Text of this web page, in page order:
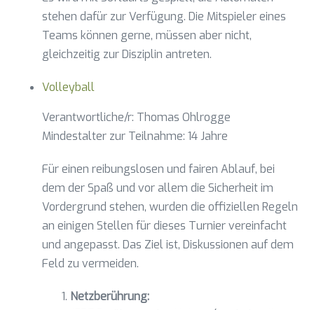
stehen dafür zur Verfügung. Die Mitspieler eines
Teams können gerne, müssen aber nicht,
gleichzeitig zur Disziplin antreten.
Volleyball
Verantwortliche/r: Thomas Ohlrogge
Mindestalter zur Teilnahme: 14 Jahre
Für einen reibungslosen und fairen Ablauf, bei
dem der Spaß und vor allem die Sicherheit im
Vordergrund stehen, wurden die offiziellen Regeln
an einigen Stellen für dieses Turnier vereinfacht
und angepasst. Das Ziel ist, Diskussionen auf dem
Feld zu vermeiden.
Netzberührung: